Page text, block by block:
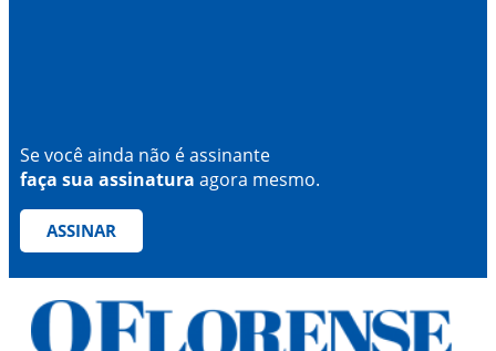
Se você ainda não é assinante
faça sua assinatura agora mesmo.
ASSINAR